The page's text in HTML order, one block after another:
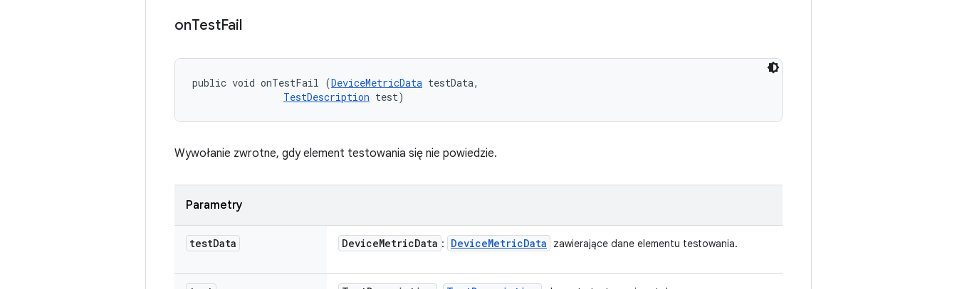
onTestFail
public void onTestFail (DeviceMetricData testData,
TestDescription test)
Wywołanie zwrotne, gdy element testowania się nie powiedzie.
Parametry
testData DeviceMetricData : DeviceMetricData zawierające dane elementu testowania.